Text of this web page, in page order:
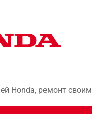
Honda, ремонт